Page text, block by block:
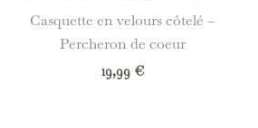
Casquette en velours côtelé –
Percheron de coeur
19,99 €